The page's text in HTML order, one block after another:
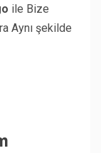
ile Bize
Aynı şekilde